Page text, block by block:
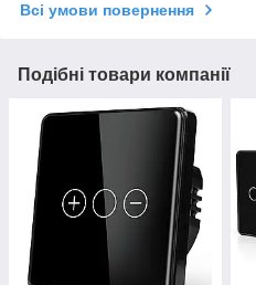
Всі умови повернення
Подібні товари компанії